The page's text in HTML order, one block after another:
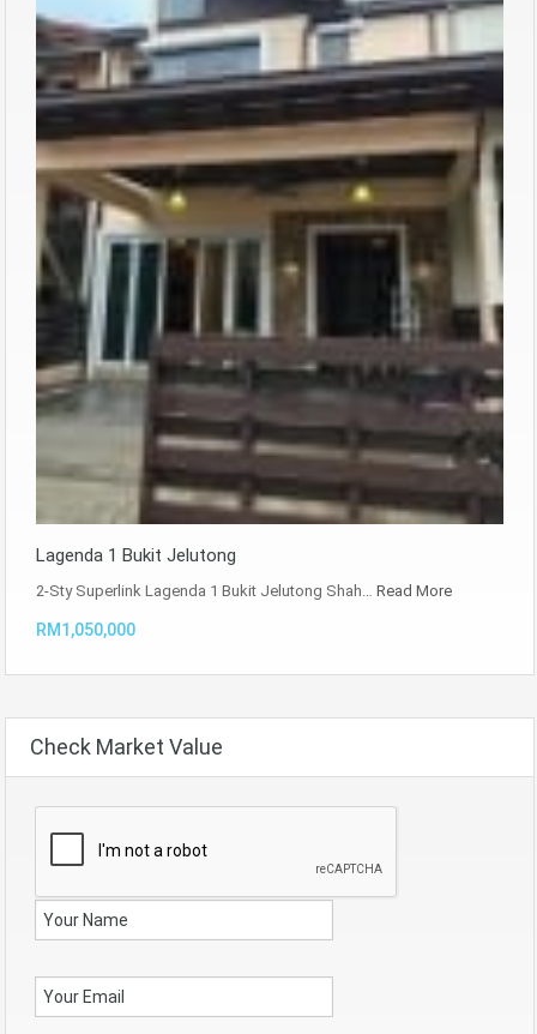
Lagenda 1 Bukit Jelutong
2-Sty Superlink Lagenda 1 Bukit Jelutong Shah… Read More
RM1,050,000
Check Market Value